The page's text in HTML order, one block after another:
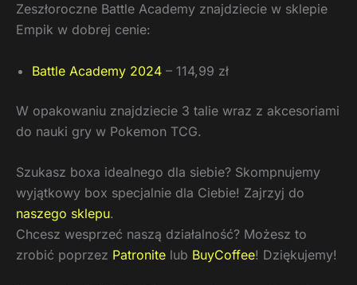
Zeszłoroczne Battle Academy znajdziecie w sklepie
Empik w dobrej cenie:
Battle Academy 2024 – 114,99 zł
W opakowaniu znajdziecie 3 talie wraz z akcesoriami
do nauki gry w Pokemon TCG.
Szukasz boxa idealnego dla siebie? Skompnujemy
wyjątkowy box specjalnie dla Ciebie! Zajrzyj do
naszego sklepu.
Chcesz wesprzeć naszą działalność? Możesz to
zrobić poprzez Patronite lub BuyCoffee! Dziękujemy!